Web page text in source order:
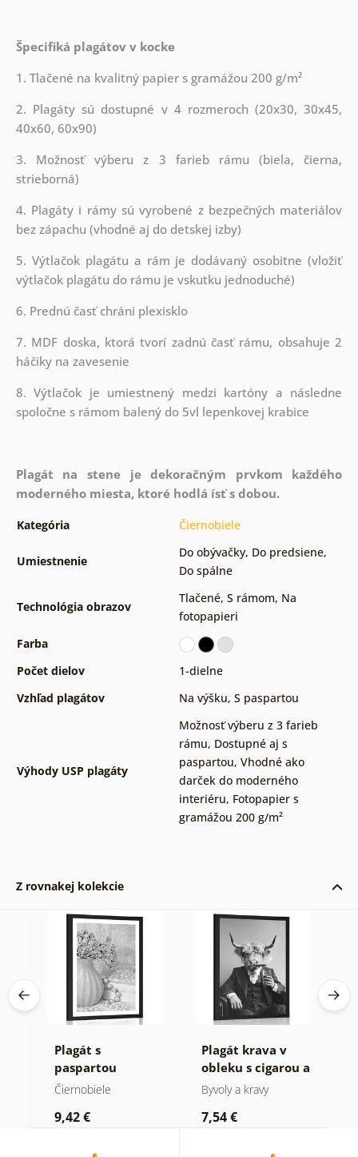
Špecifiká plagátov v kocke
1. Tlačené na kvalitný papier s gramážou 200 g/m²
2. Plagáty sú dostupné v 4 rozmeroch (20x30, 30x45,
40x60, 60x90)
3. Možnosť výberu z 3 farieb rámu (biela, čierna,
strieborná)
4. Plagáty i rámy sú vyrobené z bezpečných materiálov
bez zápachu (vhodné aj do detskej izby)
5. Výtlačok plagátu a rám je dodávaný osobitne (vložiť
výtlačok plagátu do rámu je vskutku jednoduché)
6. Prednú časť chráni plexisklo
7. MDF doska, ktorá tvorí zadnú časť rámu, obsahuje 2
háčiky na zavesenie
8. Výtlačok je umiestnený medzi kartóny a následne
spoločne s rámom balený do 5vl lepenkovej krabice
Plagát na stene je dekoračným prvkom každého
moderného miesta, ktoré hodlá ísť s dobou.
Kategória Čiernobiele
Umiestnenie
Do obývačky, Do predsiene,
Do spálne
Technológia obrazov
Tlačené, S rámom, Na
fotopapieri
Farba
Počet dielov
1-dielne
Vzhľad plagátov
Na výšku, S paspartou
Výhody USP plagáty
Možnosť výberu z 3 farieb
rámu, Dostupné aj s
paspartou, Vhodné ako
darček do moderného
interiéru, Fotopapier s
gramážou 200 g/m²
Z rovnakej kolekcie
Plagát s
paspartou
luxusné zátišie v
prevedení
Čiernobiele
9,42 €
Plagát krava v
obleku s cigarou a
whiskey
Byvoly a kravy
7,54 €